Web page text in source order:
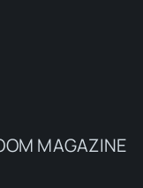
MAGAZINE